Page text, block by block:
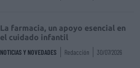
La farmacia, un apoyo esencial en
el cuidado infantil
NOTICIAS Y NOVEDADES Redacción 30/07/2026